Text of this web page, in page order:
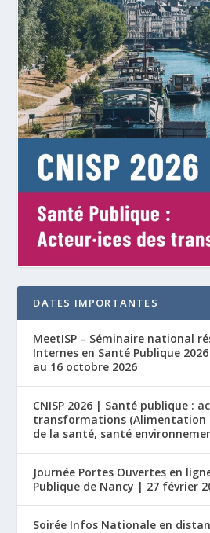
DATES IMPORTANTES
MeetISP – Séminaire national
Internes en Santé Publique
au 16 octobre 2026
CNISP 2026 | Santé publique :
transformations (Alimentation
de la santé, santé
Journée Portes Ouvertes en
Publique de Nancy | 27 février
Soirée Infos Nationale en